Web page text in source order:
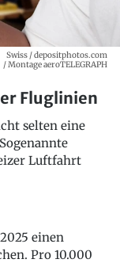
Swiss / depositphotos.com
/ Montage aeroTELEGRAPH
Fluglinien
selten eine
Luftfahrt
einen
Pro 10.000